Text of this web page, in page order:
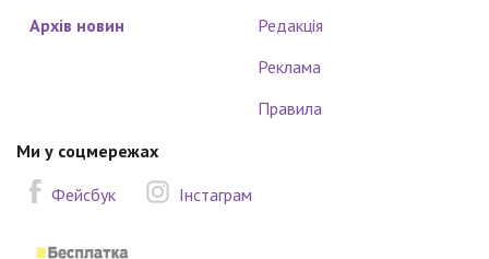
Архів новин
Редакція
Реклама
Правила
Ми у соцмережах
Фейсбук
Інстаграм